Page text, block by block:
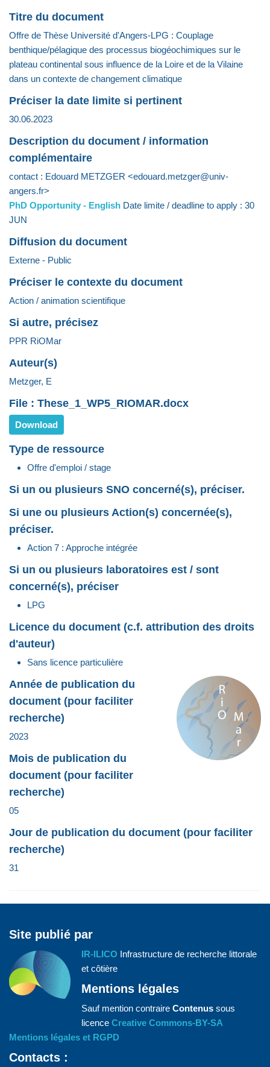
Titre du document
Offre de Thèse Université d'Angers-LPG : Couplage
benthique/pélagique des processus biogéochimiques sur le
plateau continental sous influence de la Loire et de la Vilaine
dans un contexte de changement climatique
Préciser la date limite si pertinent
30.06.2023
Description du document / information
complémentaire
contact : Edouard METZGER <edouard.metzger@univ-
angers.fr>
PhD Opportunity - English Date limite / deadline to apply : 30
JUN
Diffusion du document
Externe - Public
Préciser le contexte du document
Action / animation scientifique
Si autre, précisez
PPR RiOMar
Auteur(s)
Metzger, E
File : These_1_WP5_RIOMAR.docx
Download
Type de ressource
Offre d'emploi / stage
Si un ou plusieurs SNO concerné(s), préciser.
Si une ou plusieurs Action(s) concernée(s),
préciser.
Action 7 : Approche intégrée
Si un ou plusieurs laboratoires est / sont
concerné(s), préciser
LPG
Licence du document (c.f. attribution des droits
d'auteur)
Sans licence particulière
Année de publication du
document (pour faciliter
recherche)
2023
Mois de publication du
document (pour faciliter
recherche)
05
Jour de publication du document (pour faciliter
recherche)
31
Site publié par
IR-ILICO Infrastructure de recherche littorale
et côtière
Mentions légales
Sauf mention contraire Contenus sous
licence Creative Commons-BY-SA
Mentions légales et RGPD
Contacts :